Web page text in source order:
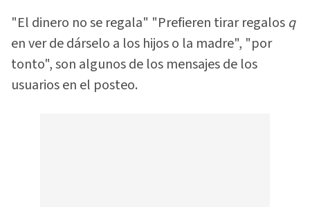
"El dinero no se regala" "Prefieren tirar regalos q
en ver de dárselo a los hijos o la madre", "por
tonto", son algunos de los mensajes de los
usuarios en el posteo.